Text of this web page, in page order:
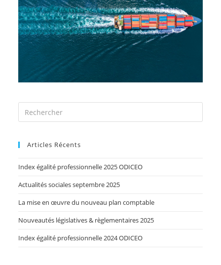
Articles Récents
Index égalité professionnelle 2025 ODICEO
Actualités sociales septembre 2025
La mise en œuvre du nouveau plan comptable
Nouveautés législatives & règlementaires 2025
Index égalité professionnelle 2024 ODICEO